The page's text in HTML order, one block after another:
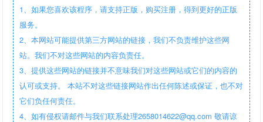
1、如果您喜欢该程序，请支持正版，购买注册，得到更好的正版
服务。
2、本网站可能提供第三方网站的链接，我们不负责维护这些网
站。我们不对这些网站的内容负责任。
3、提供这些网站的链接并不意味我们对这些网站或它们的内容的
认可或支持。 本站不对这些链接网站作出任何陈述或保证，也不对
它们负任何责任。
4、如有侵权请邮件与我们联系处理2658014622@qq.com 敬请谅